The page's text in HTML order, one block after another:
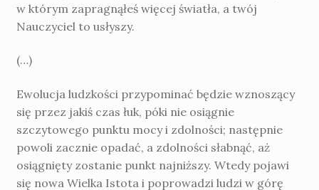
w którym zapragnąłeś więcej światła, a twój
Nauczyciel to usłyszy.
(…)
Ewolucja ludzkości przypominać będzie wznoszący
się przez jakiś czas łuk, póki nie osiągnie
szczytowego punktu mocy i zdolności; następnie
powoli zacznie opadać, a zdolności słabnąć, aż
osiągnięty zostanie punkt najniższy. Wtedy pojawi
się nowa Wielka Istota i poprowadzi ludzi w górę